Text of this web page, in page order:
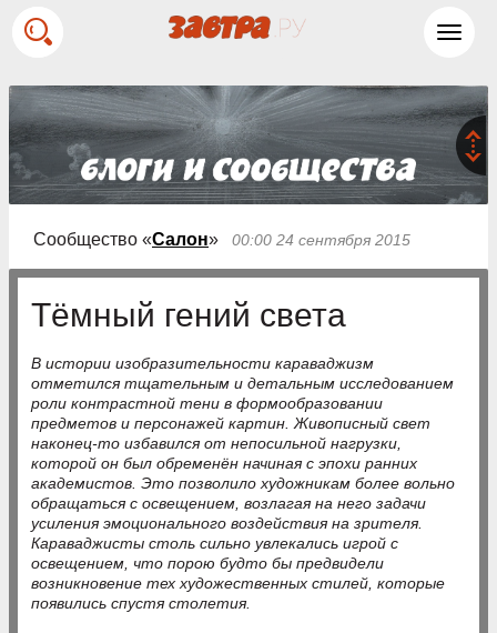
Сообщество «Салон» 00:00 24 сентября 2015
Тёмный гений света
В истории изобразительности караваджизм
отметился тщательным и детальным исследованием
роли контрастной тени в формообразовании
предметов и персонажей картин. Живописный свет
наконец-то избавился от непосильной нагрузки,
которой он был обременён начиная с эпохи ранних
академистов. Это позволило художникам более вольно
обращаться с освещением, возлагая на него задачи
усиления эмоционального воздействия на зрителя.
Караваджисты столь сильно увлекались игрой с
освещением, что порою будто бы предвидели
возникновение тех художественных стилей, которые
появились спустя столетия.